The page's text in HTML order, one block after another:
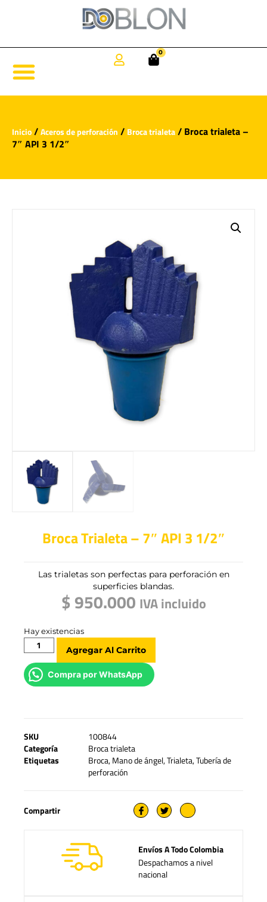
0
Inicio/Aceros de perforación / Broca trialeta/ Broca trialeta –
7″ API 3 1/2″
Broca Trialeta – 7″ API 3 1/2″
Las trialetas son perfectas para perforación en
superficies blandas.
$ 950.000 IVA incluido
Hay existencias
Agregar Al Carrito
Compra por WhatsApp
SKU
100844
Categoría
Broca trialeta
Etiquetas
Broca,Mano de ángel,Trialeta,Tubería de
perforación
Compartir
Envíos A Todo Colombia
Despachamos a nivel
nacional